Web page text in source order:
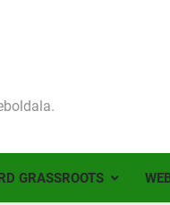
es szezon – hazai
– több mint 200 játékos
GRASSROOTS